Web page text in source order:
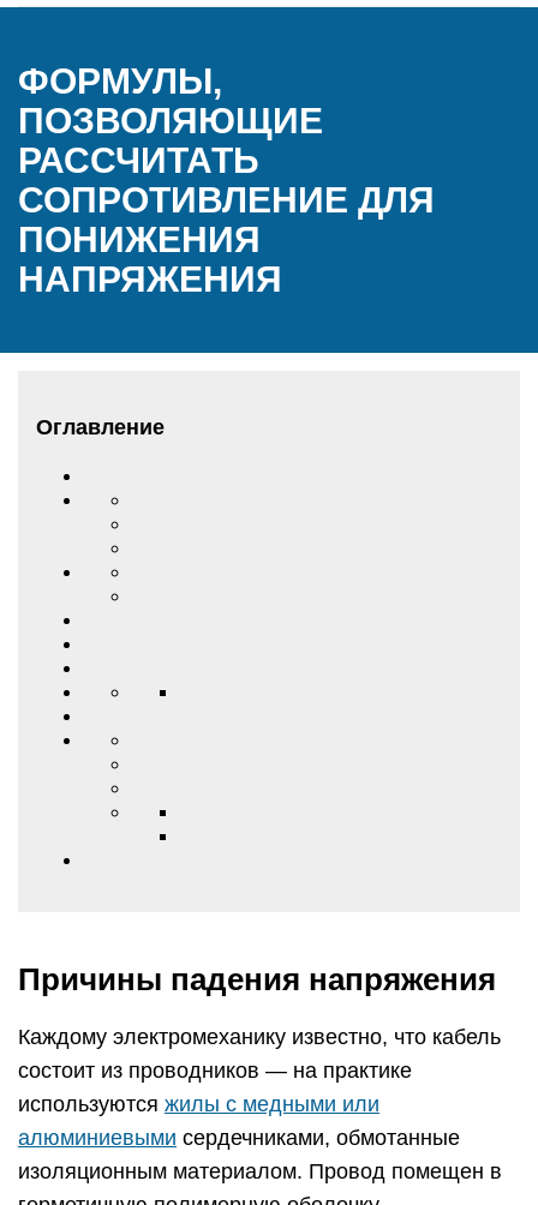
ФОРМУЛЫ,
ПОЗВОЛЯЮЩИЕ
РАССЧИТАТЬ
СОПРОТИВЛЕНИЕ ДЛЯ
ПОНИЖЕНИЯ
НАПРЯЖЕНИЯ
Оглавление
Причины падения напряжения
Каждому электромеханику известно, что кабель
состоит из проводников — на практике
используются жилы с медными или
алюминиевыми сердечниками, обмотанные
изоляционным материалом. Провод помещен в